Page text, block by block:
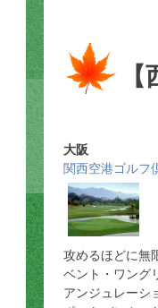
大阪
関西空港ゴルフ
攻めるほどに無
ベント・ワング
アンジュレーシ